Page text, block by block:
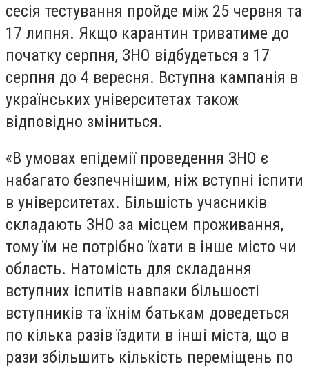
сесія тестування пройде між 25 червня та
17 липня. Якщо карантин триватиме до
початку серпня, ЗНО відбудеться з 17
серпня до 4 вересня. Вступна кампанія в
українських університетах також
відповідно зміниться.
«В умовах епідемії проведення ЗНО є
набагато безпечнішим, ніж вступні іспити
в університетах. Більшість учасників
складають ЗНО за місцем проживання,
тому їм не потрібно їхати в інше місто чи
область. Натомість для складання
вступних іспитів навпаки більшості
вступників та їхнім батькам доведеться
по кілька разів їздити в інші міста, що в
рази збільшить кількість переміщень по